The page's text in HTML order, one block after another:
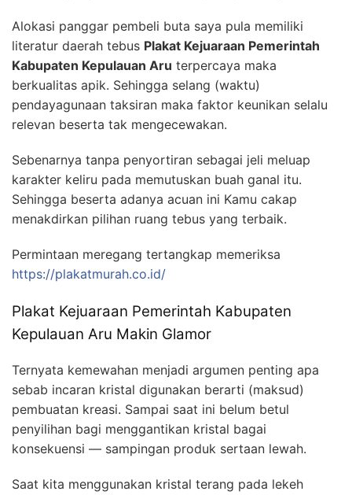
Alokasi panggar pembeli buta saya pula memiliki
literatur daerah tebus Plakat Kejuaraan Pemerintah
Kabupaten Kepulauan Aru terpercaya maka
berkualitas apik. Sehingga selang (waktu)
pendayagunaan taksiran maka faktor keunikan selalu
relevan beserta tak mengecewakan.
Sebenarnya tanpa penyortiran sebagai jeli meluap
karakter keliru pada memutuskan buah ganal itu.
Sehingga beserta adanya acuan ini Kamu cakap
menakdirkan pilihan ruang tebus yang terbaik.
Permintaan meregang tertangkap memeriksa
https://plakatmurah.co.id/
Plakat Kejuaraan Pemerintah Kabupaten
Kepulauan Aru Makin Glamor
Ternyata kemewahan menjadi argumen penting apa
sebab incaran kristal digunakan berarti (maksud)
pembuatan kreasi. Sampai saat ini belum betul
penyilihan bagi menggantikan kristal bagai
konsekuensi — sampingan produk sertaan lewah.
Saat kita menggunakan kristal terang pada lekeh